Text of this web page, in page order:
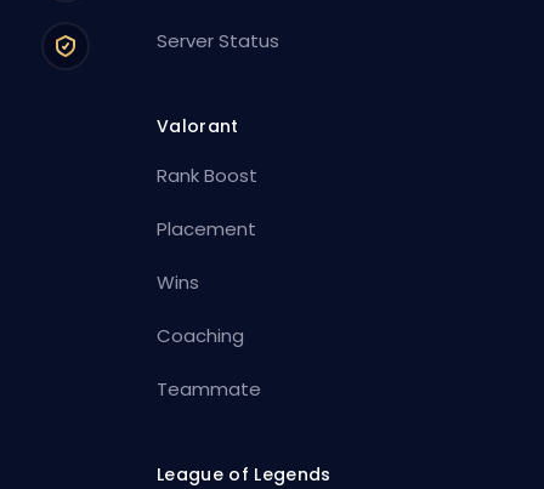
Server Status
Valorant
Rank Boost
Placement
Wins
Coaching
Teammate
League of Legends